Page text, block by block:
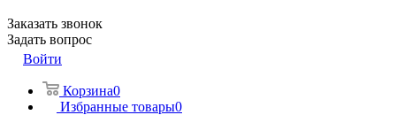
Заказать звонок
Задать вопрос
Войти
Корзина0
Избранные товары0